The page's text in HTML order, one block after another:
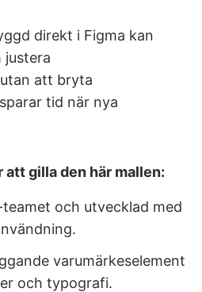
direkt i Figma kan
justera
att bryta
tid när nya
att gilla den här mallen:
och utvecklad med
varumärkeselement
och typografi.